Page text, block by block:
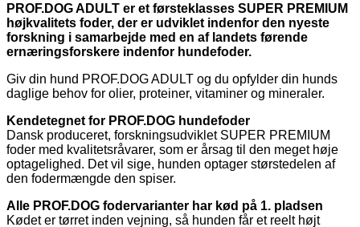
PROF.DOG ADULT er et førsteklasses SUPER PREMIUM
højkvalitets foder, der er udviklet indenfor den nyeste
forskning i samarbejde med en af landets førende
ernæringsforskere indenfor hundefoder.
Giv din hund PROF.DOG ADULT og du opfylder din hunds
daglige behov for olier, proteiner, vitaminer og mineraler.
Kendetegnet for PROF.DOG hundefoder
Dansk produceret, forskningsudviklet SUPER PREMIUM
foder med kvalitetsråvarer, som er årsag til den meget høje
optagelighed. Det vil sige, hunden optager størstedelen af
den fodermængde den spiser.
Alle PROF.DOG fodervarianter har kød på 1. pladsen
Kødet er tørret inden vejning, så hunden får et reelt højt